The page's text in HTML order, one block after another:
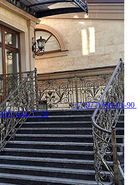
+7 (977) 699-01-90
644-77-28